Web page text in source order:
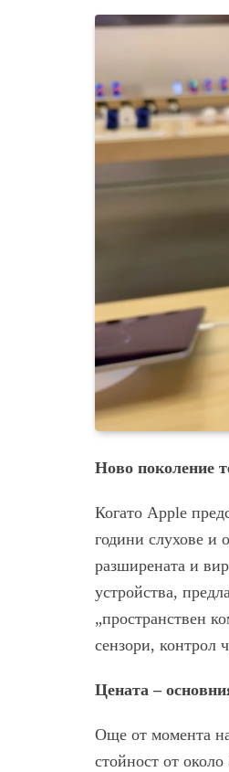
Ново поколение
Когато Apple
години слухове и
разширената и
устройства,
„пространствен
сензори, контрол
Цената –
Още от момента
стойност от